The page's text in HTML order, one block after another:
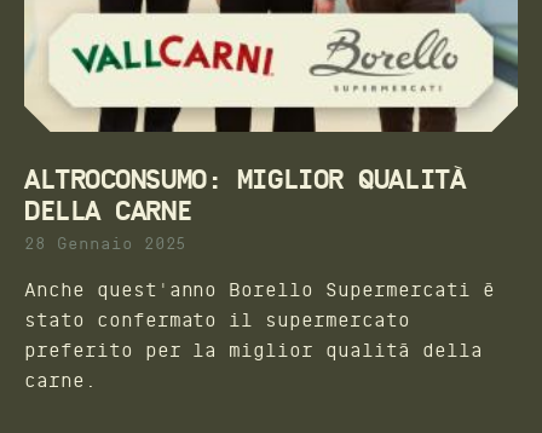
ALTROCONSUMO: MIGLIOR QUALITÀ
DELLA CARNE
28 Gennaio 2025
Anche quest'anno Borello Supermercati è
stato confermato il supermercato
preferito per la miglior qualità della
carne.